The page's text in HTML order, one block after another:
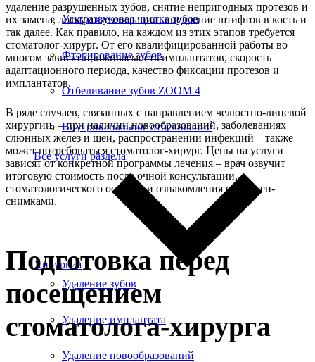
Ультразвуковая чистка зубов
Фторирование зубов
Отбеливание зубов ZOOM 4
Внутриканальное отбеливание
Все услуги раздела
Хирургия
Удаление зубов
Удаление имплантата
Удаление новообразований
удаление разрушенных зубов, снятие непригодных протезов и
их замена, лоскутные операции, внедрение штифтов в кость и
так далее. Как правило, на каждом из этих этапов требуется
стоматолог-хирург. От его квалифицированной работы во
многом зависят приживаемость имплантатов, скорость
адаптационного периода, качество фиксации протезов и
имплантатов.
В ряде случаев, связанных с направлением челюстно-лицевой
хирургии, – при наличии новообразований, заболеваниях
слюнных желез и шеи, распространении инфекций – также
может потребоваться стоматолог-хирург. Цены на услуги
зависят от конкретной программы лечения – врач озвучит
итоговую стоимость после очной консультации,
стоматологического осмотра и ознакомления с рентген-
снимками.
Подготовка перед
посещением
стоматолога-хирурга